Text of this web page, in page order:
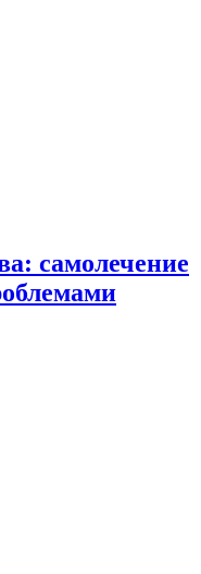
самолечение